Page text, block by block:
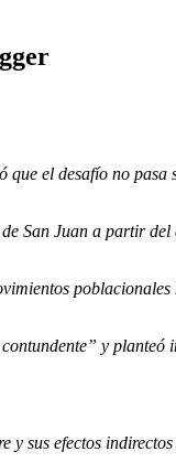
el desafío no pasa
San Juan a partir
y planteó
y sus efectos